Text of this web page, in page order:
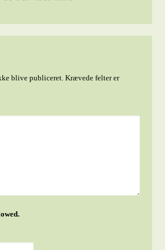
blive publiceret. Krævede felter er